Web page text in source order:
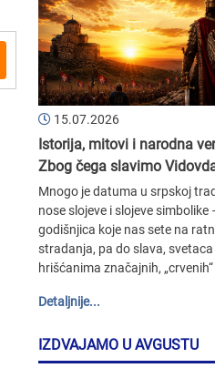
15.07.2026
Istorija, mitovi i narodna
Zbog čega slavimo
Mnogo je datuma u srpskoj
nose slojeve i slojeve simbolike
godišnjica koje nas sete na
stradanja, pa do slava, svetaca
hrišćanima značajnih,
Detaljnije...
IZDVAJAMO U AVGUSTU